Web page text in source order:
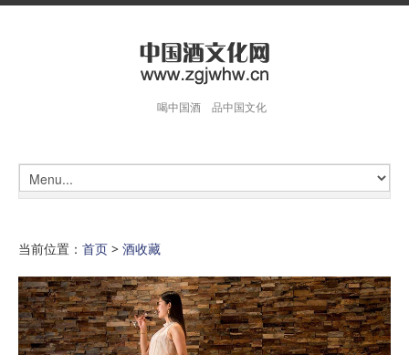
喝中国酒 品中国文化
当前位置： 首页 > 酒收藏